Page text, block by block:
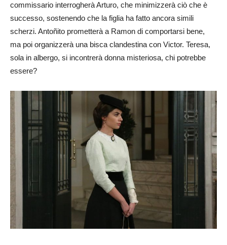
commissario interrogherà Arturo, che minimizzerà ciò che è
successo, sostenendo che la figlia ha fatto ancora simili
scherzi. Antoñito prometterà a Ramon di comportarsi bene,
ma poi organizzerà una bisca clandestina con Victor. Teresa,
sola in albergo, si incontrerà donna misteriosa, chi potrebbe
essere?